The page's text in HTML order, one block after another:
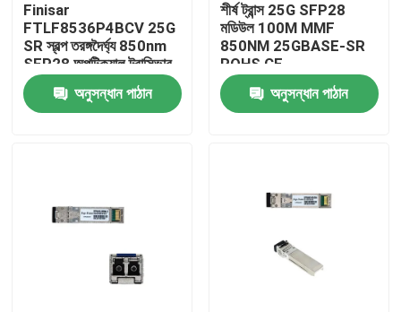
মান নিয়ন্ত্রণ
যোগাযোগ করুন
Finisar
FTLF8536P4BCV 25G
SR স্বল্প তরঙ্গদৈর্ঘ্য 850nm
SFP28 অপটিক্যাল ট্রান্সিভার
অনুসন্ধান পাঠান
শীর্ষ ট্রান্স 25G SFP28
মডিউল 100M MMF
850NM 25GBASE-SR
ROHS CE
অনুসন্ধান পাঠান